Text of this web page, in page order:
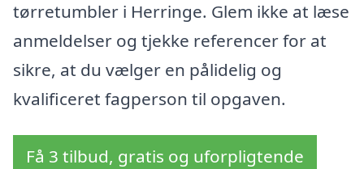
tørretumbler i Herringe. Glem ikke at læse
anmeldelser og tjekke referencer for at
sikre, at du vælger en pålidelig og
kvalificeret fagperson til opgaven.
Få 3 tilbud, gratis og uforpligtende